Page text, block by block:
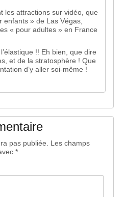
les attractions sur vidéo, que
enfants » de Las Végas,
« pour adultes » en France
!! Eh bien, que dire
et de la stratosphère ! Que
d’y aller soi-même !
pas publiée.
Les champs
*